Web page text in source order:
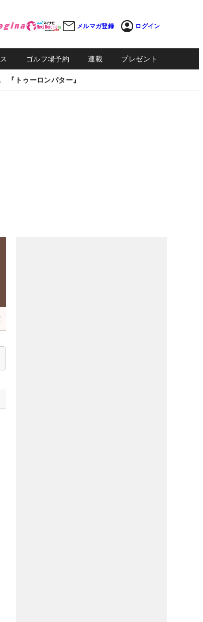
メルマガ登録 ログイン
ゴルフ場予約 連載 プレゼント
『トゥーロンパター』